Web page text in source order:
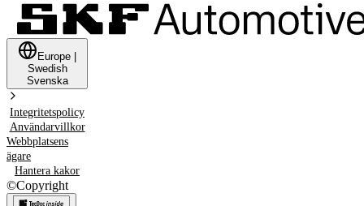
Europe
Swedish
Svenska
Integritetspolicy
Användarvillkor
Webbplatsens
ägare
Hantera kakor
©Copyright